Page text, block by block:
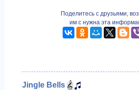
Поделитесь с друзьями,
им с нужна эта
Jingle Bells